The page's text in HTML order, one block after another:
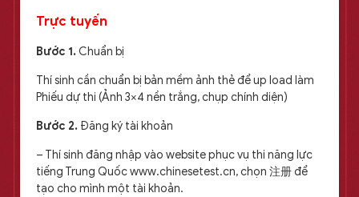
Trực tuyến
Bước 1.Chuẩn bị
Thí sinh cần chuẩn bị bản mềm ảnh thẻ để up load làm
Phiếu dự thi (Ảnh 3×4 nền trắng, chụp chính diện)
Bước 2. Đăng ký tài khoản
– Thí sinh đăng nhập vào website phục vụ thi năng lực
tiếng Trung Quốc www.chinesetest.cn, chọn 注册 để
tạo cho mình một tài khoản.